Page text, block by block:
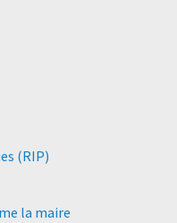
(RIP)
la maire